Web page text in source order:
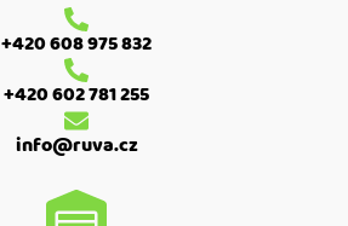
+420 608 975 832
+420 602 781 255
info@ruva.cz